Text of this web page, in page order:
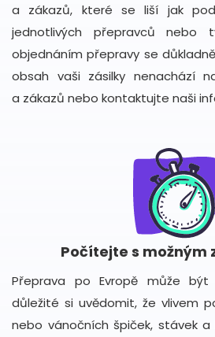
a zákazů, které se liší jak
jednotlivých přepravců nebo
objednáním přepravy se
obsah vaši zásilky nenachází
a zákazů nebo kontaktujte naši
Počítejte s možným
Přeprava po Evropě může
důležité si uvědomit, že vlivem
nebo vánočních špiček, stávek